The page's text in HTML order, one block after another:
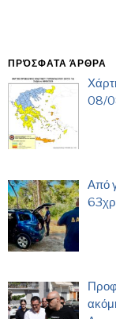
ΠΡΌΣΦΑΤΑ ΆΡΘΡΑ
08/
Από